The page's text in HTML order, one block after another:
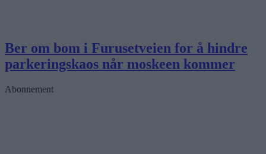
Ber om bom i Furusetveien for å hindre
parkeringskaos når moskeen kommer
Abonnement